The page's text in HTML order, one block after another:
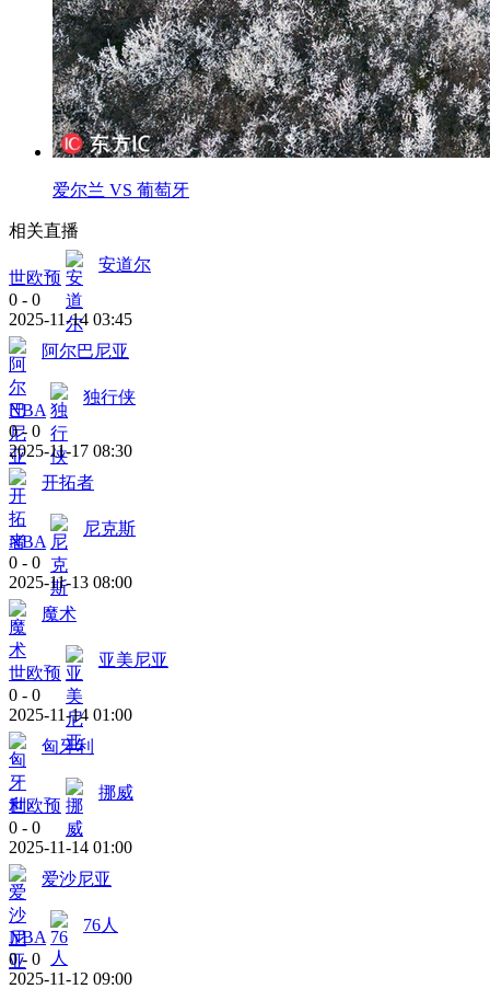
爱尔兰 VS 葡萄牙
相关直播
世欧预
安道尔
0 - 0
2025-11-14 03:45
阿尔巴尼亚
NBA
独行侠
0 - 0
2025-11-17 08:30
开拓者
NBA
尼克斯
0 - 0
2025-11-13 08:00
魔术
世欧预
亚美尼亚
0 - 0
2025-11-14 01:00
匈牙利
世欧预
挪威
0 - 0
2025-11-14 01:00
爱沙尼亚
NBA
76人
0 - 0
2025-11-12 09:00